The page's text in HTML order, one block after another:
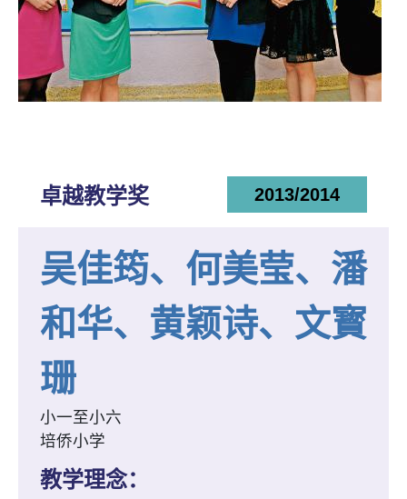
卓越教学奖 2013/2014
吴佳筠、何美莹、潘
和华、黄颖诗、文寳
珊
小一至小六
培侨小学
教学理念：